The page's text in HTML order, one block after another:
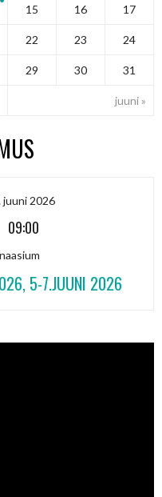
juuni »
15 16 17
22 23 24
29 30 31
juuni 2026
09:00
5-7.JUUNI 2026